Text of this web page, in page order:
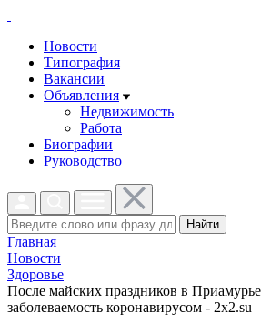
Новости
Типография
Вакансии
Объявления
Недвижимость
Работа
Биографии
Руководство
Найти
Главная
Новости
Здоровье
После майских праздников в
заболеваемость коронавирусом - 2x2.su